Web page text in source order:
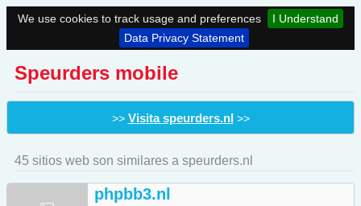
We use cookies to track usage and preferences
I Understand
Data Privacy Statement
Speurders mobile
>> Visita speurders.nl >>
45 sitios web son similares a speurders.nl
phpbb3.nl